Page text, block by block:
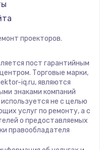
проекторов.
пост гарантийным
Торговые марки,
iq.ru, являются
знаками компаний
не с целью
услуг по ремонту, а с
о предоставляемых
правообладателя